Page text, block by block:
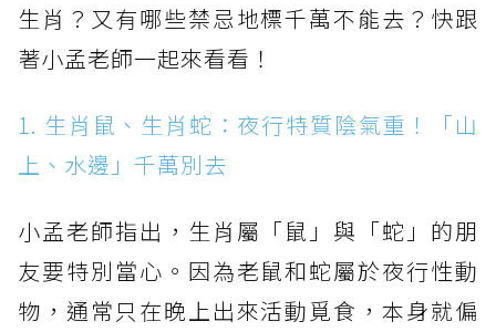
生肖？又有哪些禁忌地標千萬不能去？快跟
著小孟老師一起來看看！
1. 生肖鼠、生肖蛇：夜行特質陰氣重！「山
上、水邊」千萬別去
小孟老師指出，生肖屬「鼠」與「蛇」的朋
友要特別當心。因為老鼠和蛇屬於夜行性動
物，通常只在晚上出來活動覓食，本身就偏